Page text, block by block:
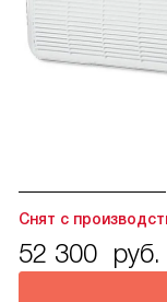
Снят с
52 300 руб.